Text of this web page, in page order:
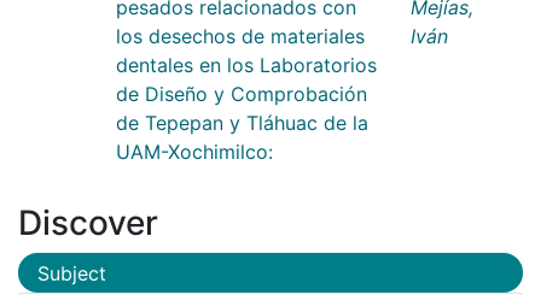
pesados relacionados con
los desechos de materiales
dentales en los Laboratorios
de Diseño y Comprobación
de Tepepan y Tláhuac de la
UAM-Xochimilco:
Mejías,
Iván
Discover
Subject